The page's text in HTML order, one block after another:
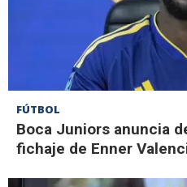
FÚTBOL
Boca Juniors anuncia
fichaje de Enner